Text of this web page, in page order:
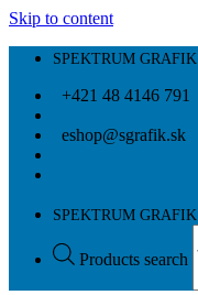
Skip to content
SPEKTRUM GRAFIK
+421 48 4146 791
eshop@sgrafik.sk
SPEKTRUM GRAFIK
Products search